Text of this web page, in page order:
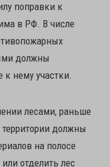
поправки к
в РФ. В числе
должны
нему участки.
лесами, раньше
должны
на полосе
отделить лес